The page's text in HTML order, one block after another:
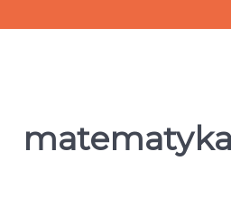
matematyka